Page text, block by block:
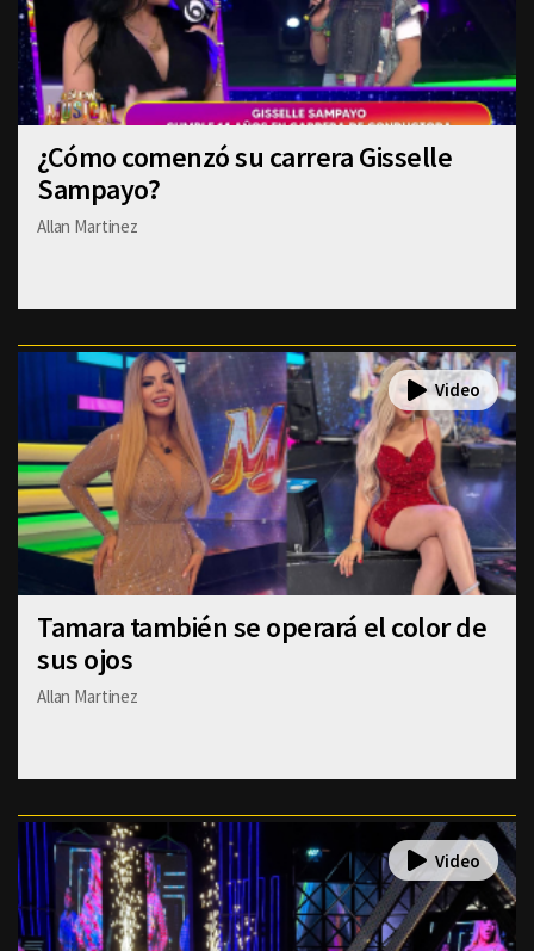
¿Cómo comenzó su carrera Gisselle
Sampayo?
Allan Martinez
Tamara también se operará el color de
sus ojos
Allan Martinez